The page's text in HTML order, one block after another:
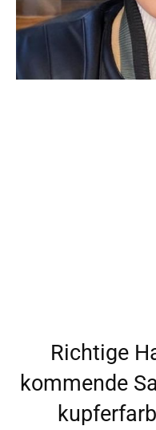
Richtige
kommende